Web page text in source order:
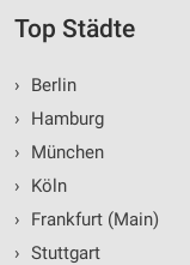
Top Städte
›
Berlin
›
Hamburg
›
München
›
Köln
›
Frankfurt (Main)
› Stuttgart